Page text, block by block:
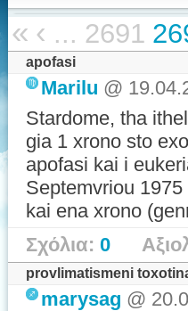
« ‹ ... 2691
apofasi
Marilu @
Stardome, tha
gia 1 xrono sto
apofasi kai i
Septemvriou
kai ena xrono
Σχόλια: 0
provlimatismeni
marysag @